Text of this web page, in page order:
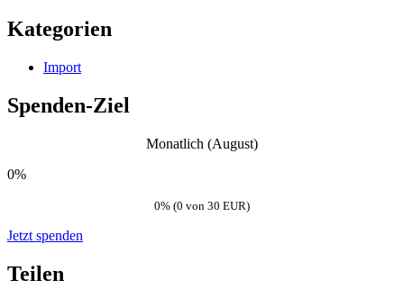
Kategorien
Import
Spenden-Ziel
Monatlich (August)
0%
0% (0 von 30 EUR)
Jetzt spenden
Teilen